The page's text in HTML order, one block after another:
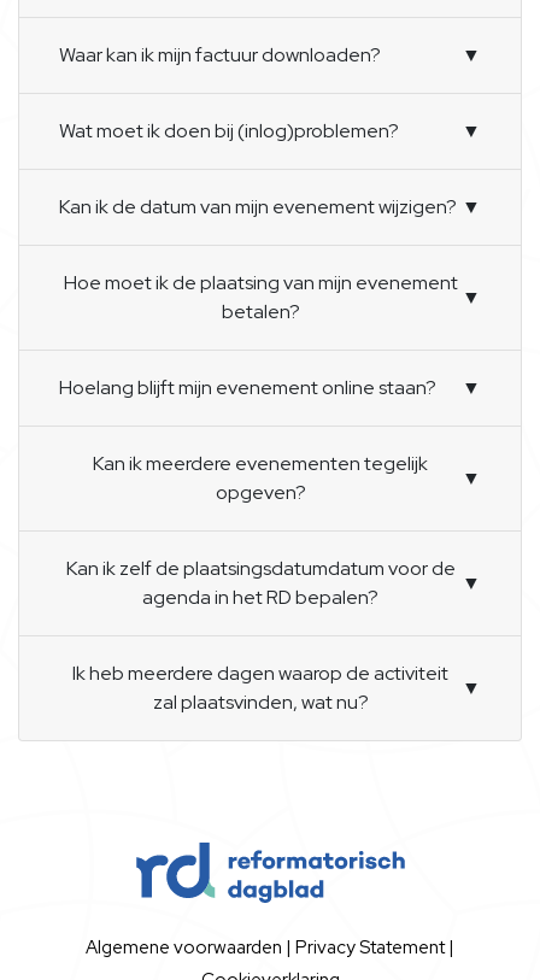
Waar kan ik mijn factuur downloaden? ▼
Wat moet ik doen bij (inlog)problemen? ▼
Kan ik de datum van mijn evenement wijzigen? ▼
Hoe moet ik de plaatsing van mijn evenement
betalen?
▼
Hoelang blijft mijn evenement online staan? ▼
Kan ik meerdere evenementen tegelijk
opgeven?
▼
Kan ik zelf de plaatsingsdatumdatum voor de
agenda in het RD bepalen?
▼
Ik heb meerdere dagen waarop de activiteit
zal plaatsvinden, wat nu?
▼
Algemene voorwaarden | Privacy Statement|